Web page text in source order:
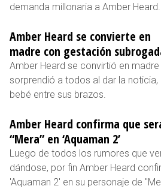
demanda millonaria a Amber Heard.
Amber Heard se convierte en
madre con gestación
Amber Heard se convirtió en madre
sorprendió a todos al dar la
bebé entre sus brazos.
Amber Heard confirma que
“Mera” en ‘Aquaman 2’
Luego de todos los rumores que
dándose, por fin Amber Heard
'Aquaman 2' en su personaje de